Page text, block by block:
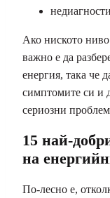
Ако ниското ниво
важно е да
енергия, така че
симптомите си и
сериозни
15 най-
на
По-лесно е,